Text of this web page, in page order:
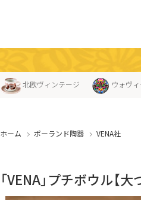
北欧ヴィンテージ ウォヴ
ホーム ポーランド陶器 VENA社
「VENA」プチボウル【大